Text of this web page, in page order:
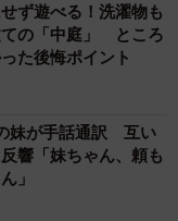
ず遊べる！洗濯物も
ての「中庭」 ところ
た後悔ポイント
妹が手話通訳 互い
響「妹ちゃん、頼も
」